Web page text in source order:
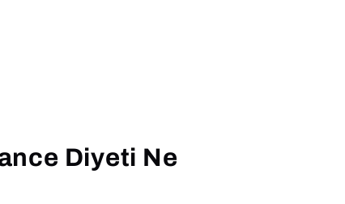
Diyeti Ne